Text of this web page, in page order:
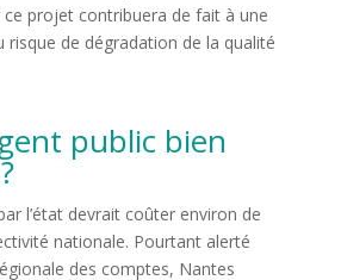
projet contribuera de fait à une
risque de dégradation de la qualité
public bien
l’état devrait coûter environ de
nationale. Pourtant alerté
des comptes, Nantes